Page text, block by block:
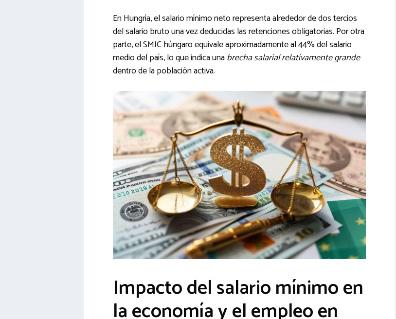
En Hungría, el salario mínimo neto representa alrededor de dos tercios
del salario bruto una vez deducidas las retenciones obligatorias. Por otra
parte, el SMIC húngaro equivale aproximadamente al 44% del salario
medio del país, lo que indica unabrecha salarial relativamente grande
dentro de la población activa.
Impacto del salario mínimo en
la economía y el empleo en